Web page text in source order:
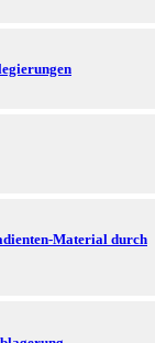
Material durch